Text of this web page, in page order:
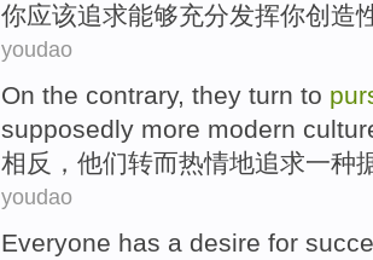
你应该追求能够充分发挥你创造
youdao
On the contrary, they turn to
supposedly more modern
相反 ， 他们转而热情地追求一种
youdao
Everyone has a desire for